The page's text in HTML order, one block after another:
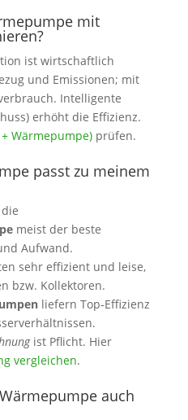
mit
ist wirtschaftlich
und Emissionen; mit
Intelligente
erhöht die Effizienz.
+ Wärmepumpe)prüfen.
passt zu meinem
meist der beste
Aufwand.
sehr effizient und leise,
bzw. Kollektoren.
liefern Top‑Effizienz
ist Pflicht. Hier
vergleichen.
auch